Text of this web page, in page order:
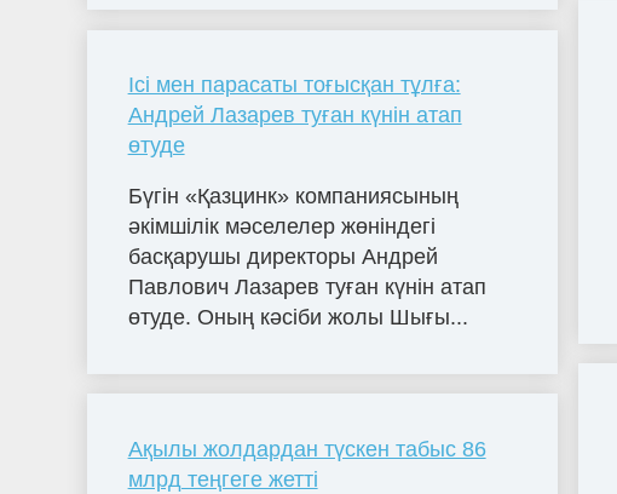
Ісі мен парасаты тоғысқан тұлға:
Андрей Лазарев туған күнін атап
өтуде
Бүгін «Қазцинк» компаниясының
әкімшілік мәселелер жөніндегі
басқарушы директоры Андрей
Павлович Лазарев туған күнін атап
өтуде. Оның кәсіби жолы Шығы...
Ақылы жолдардан түскен табыс 86
млрд теңгеге жетті